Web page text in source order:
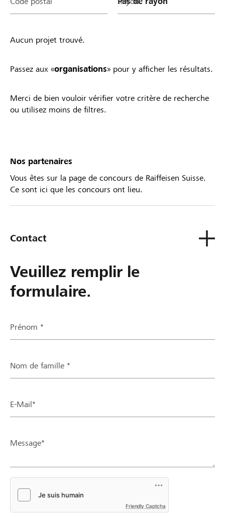
Aucun projet trouvé.
Passez aux «organisations» pour y afficher les résultats.
Merci de bien vouloir vérifier votre critère de recherche
ou utilisez moins de filtres.
Nos partenaires
Vous êtes sur la page de concours de Raiffeisen Suisse.
Ce sont ici que les concours ont lieu.
Contact
Veuillez remplir le
formulaire.
Prénom *
Nom de famille *
E-Mail*
Message*
Friendly Captcha